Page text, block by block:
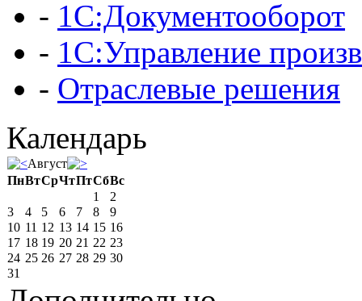
- 1С:Документооборот
- 1С:Управление
- Отраслевые решения
Календарь
Август
ПнВтСрЧтПтСбВс
1
2
3
4 5 6 7 8
9
10 11 12 13 14 15 16
17 18 19 20 21 22 23
24 25 26 27 28 29 30
31